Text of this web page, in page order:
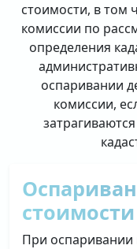
стоимости, в том
комиссии по
определения
оспаривании
комиссии,
стоимости
При оспаривании